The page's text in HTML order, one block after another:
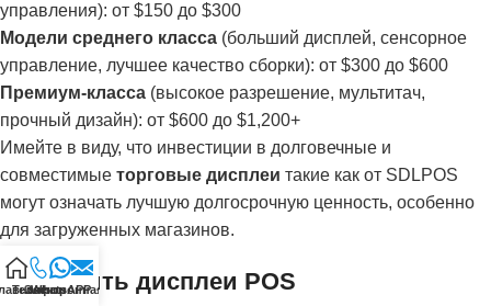
управления): от $150 до $300
Модели среднего класса (больший дисплей, сенсорное
управление, лучшее качество сборки): от $300 до $600
Премиум-класса (высокое разрешение, мультитач,
прочный дизайн): от $600 до $1,200+
Имейте в виду, что инвестиции в долговечные и
совместимые торговые дисплеи такие как от SDLPOS
могут означать лучшую долгосрочную ценность, особенно
для загруженных магазинов.
Где купить дисплеи POS
Телефон
WhatsAPP
Электронная почта